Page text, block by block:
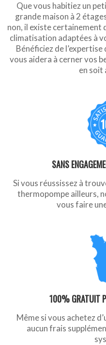
Que vous habitiez un
grande maison à 2
non, il existe certainement
climatisation adaptées à
Bénéficiez de
vous aidera à cerner vos
en soit
SANS
Si vous réussissez à
thermopompe ailleurs,
vous faire
100% GRATUIT
Même si vous achetez
aucun frais